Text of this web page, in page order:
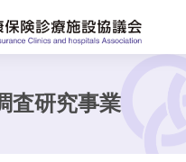
査研究事業